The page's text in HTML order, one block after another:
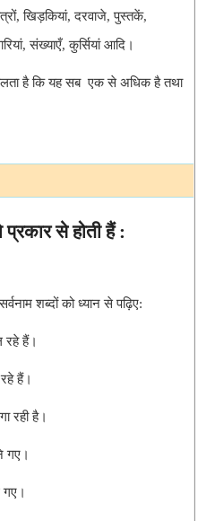
खिड़कियां, दरवाजे, पुस्तकें,
संख्याएँ, कुर्सियां आदि।
है कि यह सब एक से अधिक है तथा
से होती हैं :
शब्दों को ध्यान से पढ़िए:
हैं।
हैं।
रही है।